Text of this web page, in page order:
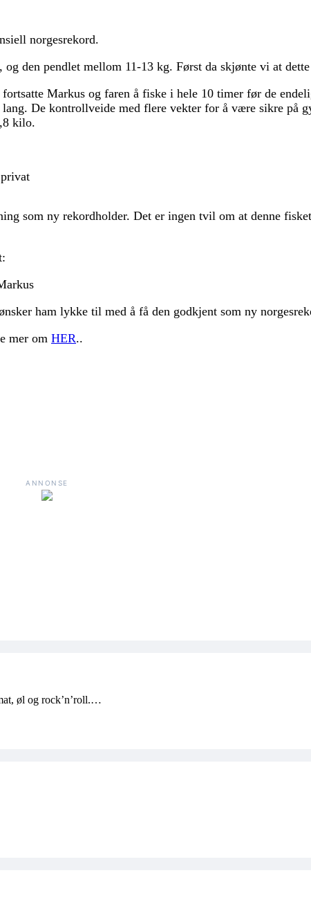
norgesrekord.
den pendlet mellom 11-13 kg. Først da skjønte vi at
Markus og faren å fiske i hele 10 timer før de
De kontrollveide med flere vekter for å være sikre på
kilo.
som ny rekordholder. Det er ingen tvil om at denne
ham lykke til med å få den godkjent som ny
mer om HER..
ANNONSE
øl og rock’n’roll.…